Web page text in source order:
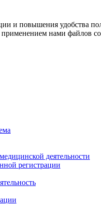
и повышения удобства
нами файлов
деятельности
регистрации